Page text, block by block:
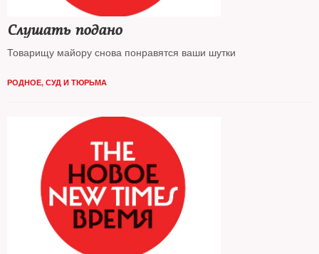
Слушать подано
Товарищу майору снова понравятся ваши шутки
РОДНОЕ, СУД И ТЮРЬМА